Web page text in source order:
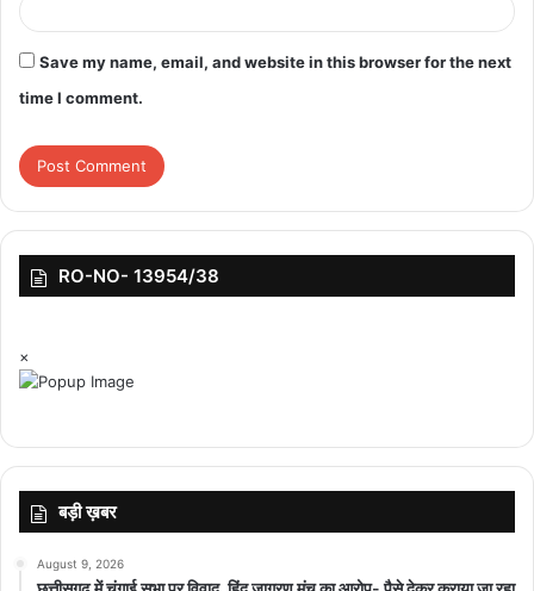
दिया गया था, जिसमें 10 जीत कर आई थीं। इस बार भी हम भाजपा के मुकाबले
ज्यादा महिलाओं को अवसर देंगे।
Save my name, email, and website in this browser for the next
time I comment.
RO-NO- 13954/38
×
बड़ी ख़बर
August 9, 2026